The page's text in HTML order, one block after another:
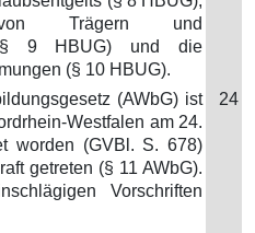
Trägern und
(§ 9 HBUG) und die
(§ 10 HBUG).
(AWbG) ist
Westfalen am 24.
worden (GVBl. S. 678)
getreten (§ 11 AWbG).
Vorschriften
24